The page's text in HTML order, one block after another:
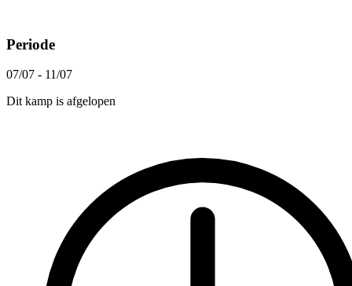
Periode
07/07 - 11/07
Dit kamp is afgelopen